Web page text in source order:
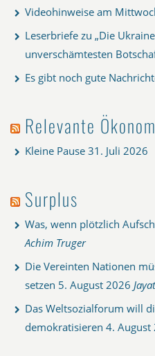
Videohinweise am
Leserbriefe zu „Die
unverschämtesten
Es gibt noch gute
Relevante
Kleine Pause 31. Juli 2026
Surplus
Was, wenn plötzlich
Achim Truger
Die Vereinten Nationen
setzen 5. August 2026
Das Weltsozialforum will
demokratisieren 4. August